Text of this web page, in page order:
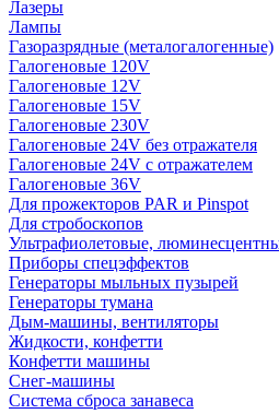
Лазеры
Лампы
Газоразрядные (металогалогенные)
Галогеновые 120V
Галогеновые 12V
Галогеновые 15V
Галогеновые 230V
Галогеновые 24V без отражателя
Галогеновые 24V с отражателем
Галогеновые 36V
Для прожекторов PAR и Pinspot
Для стробоскопов
Ультрафиолетовые,
Приборы спецэффектов
Генераторы мыльных пузырей
Генераторы тумана
Дым-машины, вентиляторы
Жидкости, конфетти
Конфетти машины
Снег-машины
Система сброса занавеса